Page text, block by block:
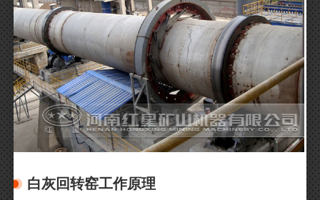
白灰回转窑工作原理